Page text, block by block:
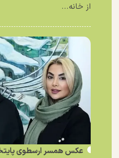
از خانه...
عکس همسر ارسطوی